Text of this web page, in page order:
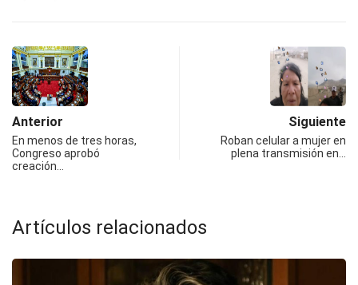
Anterior
En menos de tres horas,
Congreso aprobó
creación…
Siguiente
Roban celular a mujer en
plena transmisión en…
Artículos relacionados